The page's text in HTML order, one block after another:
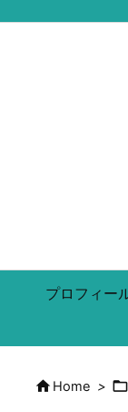
プロフィー
 Home > 